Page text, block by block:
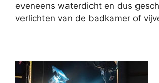
eveneens waterdicht en dus
verlichten van de badkamer of